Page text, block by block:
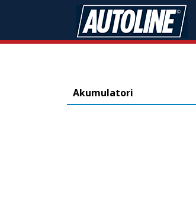
Akumulatori